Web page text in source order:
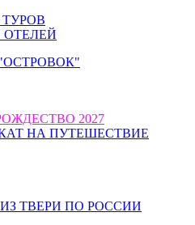
ОТЕЛЕЙ
"ОСТРОВОК"
2027
НА ПУТЕШЕСТВИЕ
ТВЕРИ ПО РОССИИ